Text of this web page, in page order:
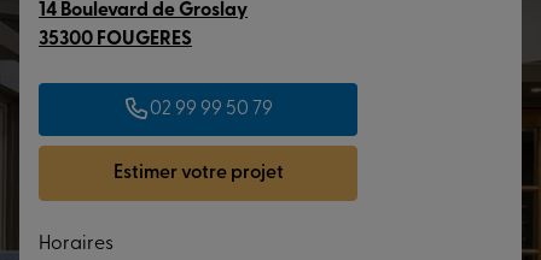
14 Boulevard de Groslay
35300 FOUGERES
02 99 99 50 79
Estimer votre projet
Horaires